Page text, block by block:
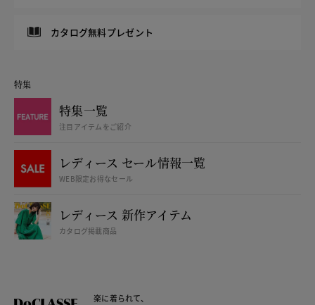
カタログ無料プレゼント
特集
特集一覧
注目アイテムをご紹介
レディース セール情報一覧
WEB限定お得なセール
レディース 新作アイテム
カタログ掲載商品
楽に着られて、